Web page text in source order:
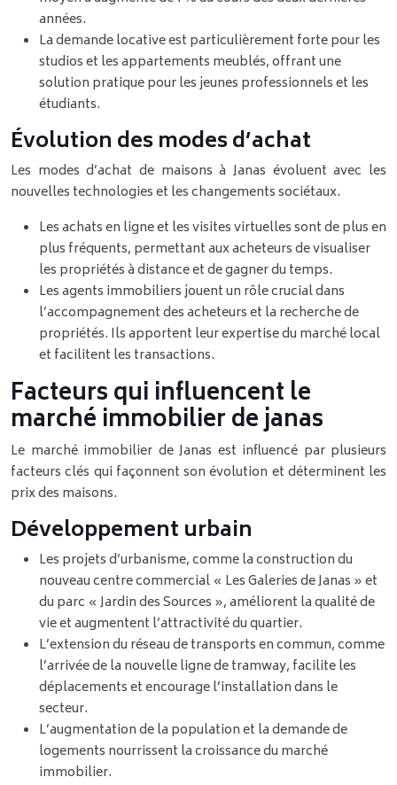
années.
La demande locative est particulièrement forte pour les
studios et les appartements meublés, offrant une
solution pratique pour les jeunes professionnels et les
étudiants.
Évolution des modes d’achat
Les modes d’achat de maisons à Janas évoluent avec les
nouvelles technologies et les changements sociétaux.
Les achats en ligne et les visites virtuelles sont de plus en
plus fréquents, permettant aux acheteurs de visualiser
les propriétés à distance et de gagner du temps.
Les agents immobiliers jouent un rôle crucial dans
l’accompagnement des acheteurs et la recherche de
propriétés. Ils apportent leur expertise du marché local
et facilitent les transactions.
Facteurs qui influencent le
marché immobilier de janas
Le marché immobilier de Janas est influencé par plusieurs
facteurs clés qui façonnent son évolution et déterminent les
prix des maisons.
Développement urbain
Les projets d’urbanisme, comme la construction du
nouveau centre commercial « Les Galeries de Janas » et
du parc « Jardin des Sources », améliorent la qualité de
vie et augmentent l’attractivité du quartier.
L’extension du réseau de transports en commun, comme
l’arrivée de la nouvelle ligne de tramway, facilite les
déplacements et encourage l’installation dans le
secteur.
L’augmentation de la population et la demande de
logements nourrissent la croissance du marché
immobilier.